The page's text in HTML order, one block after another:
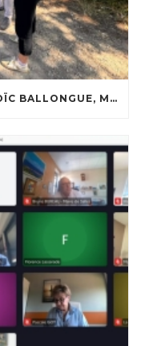
INCENDIES : AUX CÔTÉS DE LOÏC BALLONGUE, MAIRE DE LANTON